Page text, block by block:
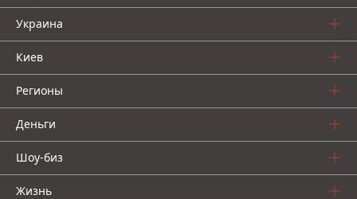
Украина
Киев
Регионы
Деньги
Шоу-биз
Жизнь